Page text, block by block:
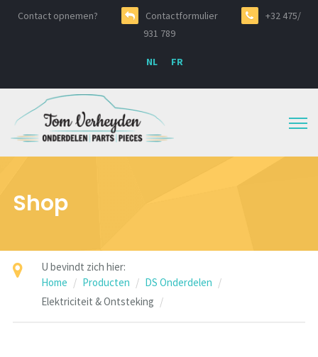
Contact opnemen? Contactformulier
+32 475/
931 789
NL FR
Shop
U bevindt zich hier:
Home
Producten
DS Onderdelen
Elektriciteit & Ontsteking